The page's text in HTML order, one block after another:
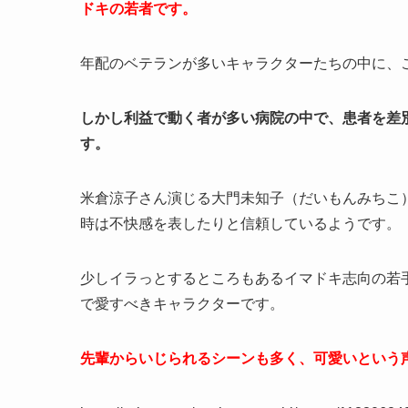
ドキの若者です。
年配のベテランが多いキャラクターたちの中に
しかし利益で動く者が多い病院の中で、患者を
す。
米倉涼子さん演じる大門未知子（だいもんみち
時は不快感を表したりと信頼しているようです。
少しイラっとするところもあるイマドキ志向の
で愛すべきキャラクターです。
先輩からいじられるシーンも多く、可愛いとい